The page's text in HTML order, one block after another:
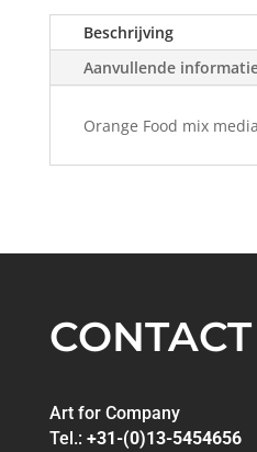
Beschrijving
Aanvullende
Orange Food mix
CONTACT
Art for Company
Tel.: +31-(0)13-5454656